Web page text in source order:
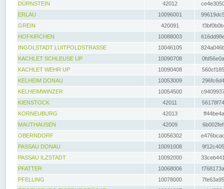
DÜRNSTEIN
42012
ERLAU
10096001
GREIN
420091
HOFKIRCHEN
10088003
INGOLSTADT LUITPOLDSTRASSE
10046105
KACHLET SCHLEUSE UP
10090708
KACHLET WEHR UP
10090408
KELHEIM DONAU
10053009
KELHEIMWINZER
10054500
KIENSTOCK
42011
KORNEUBURG
42013
MAUTHAUSEN
42009
OBERNDORF
10056302
PASSAU DONAU
10091008
PASSAU ILZSTADT
10092000
PFATTER
10068006
PFELLING
10078000